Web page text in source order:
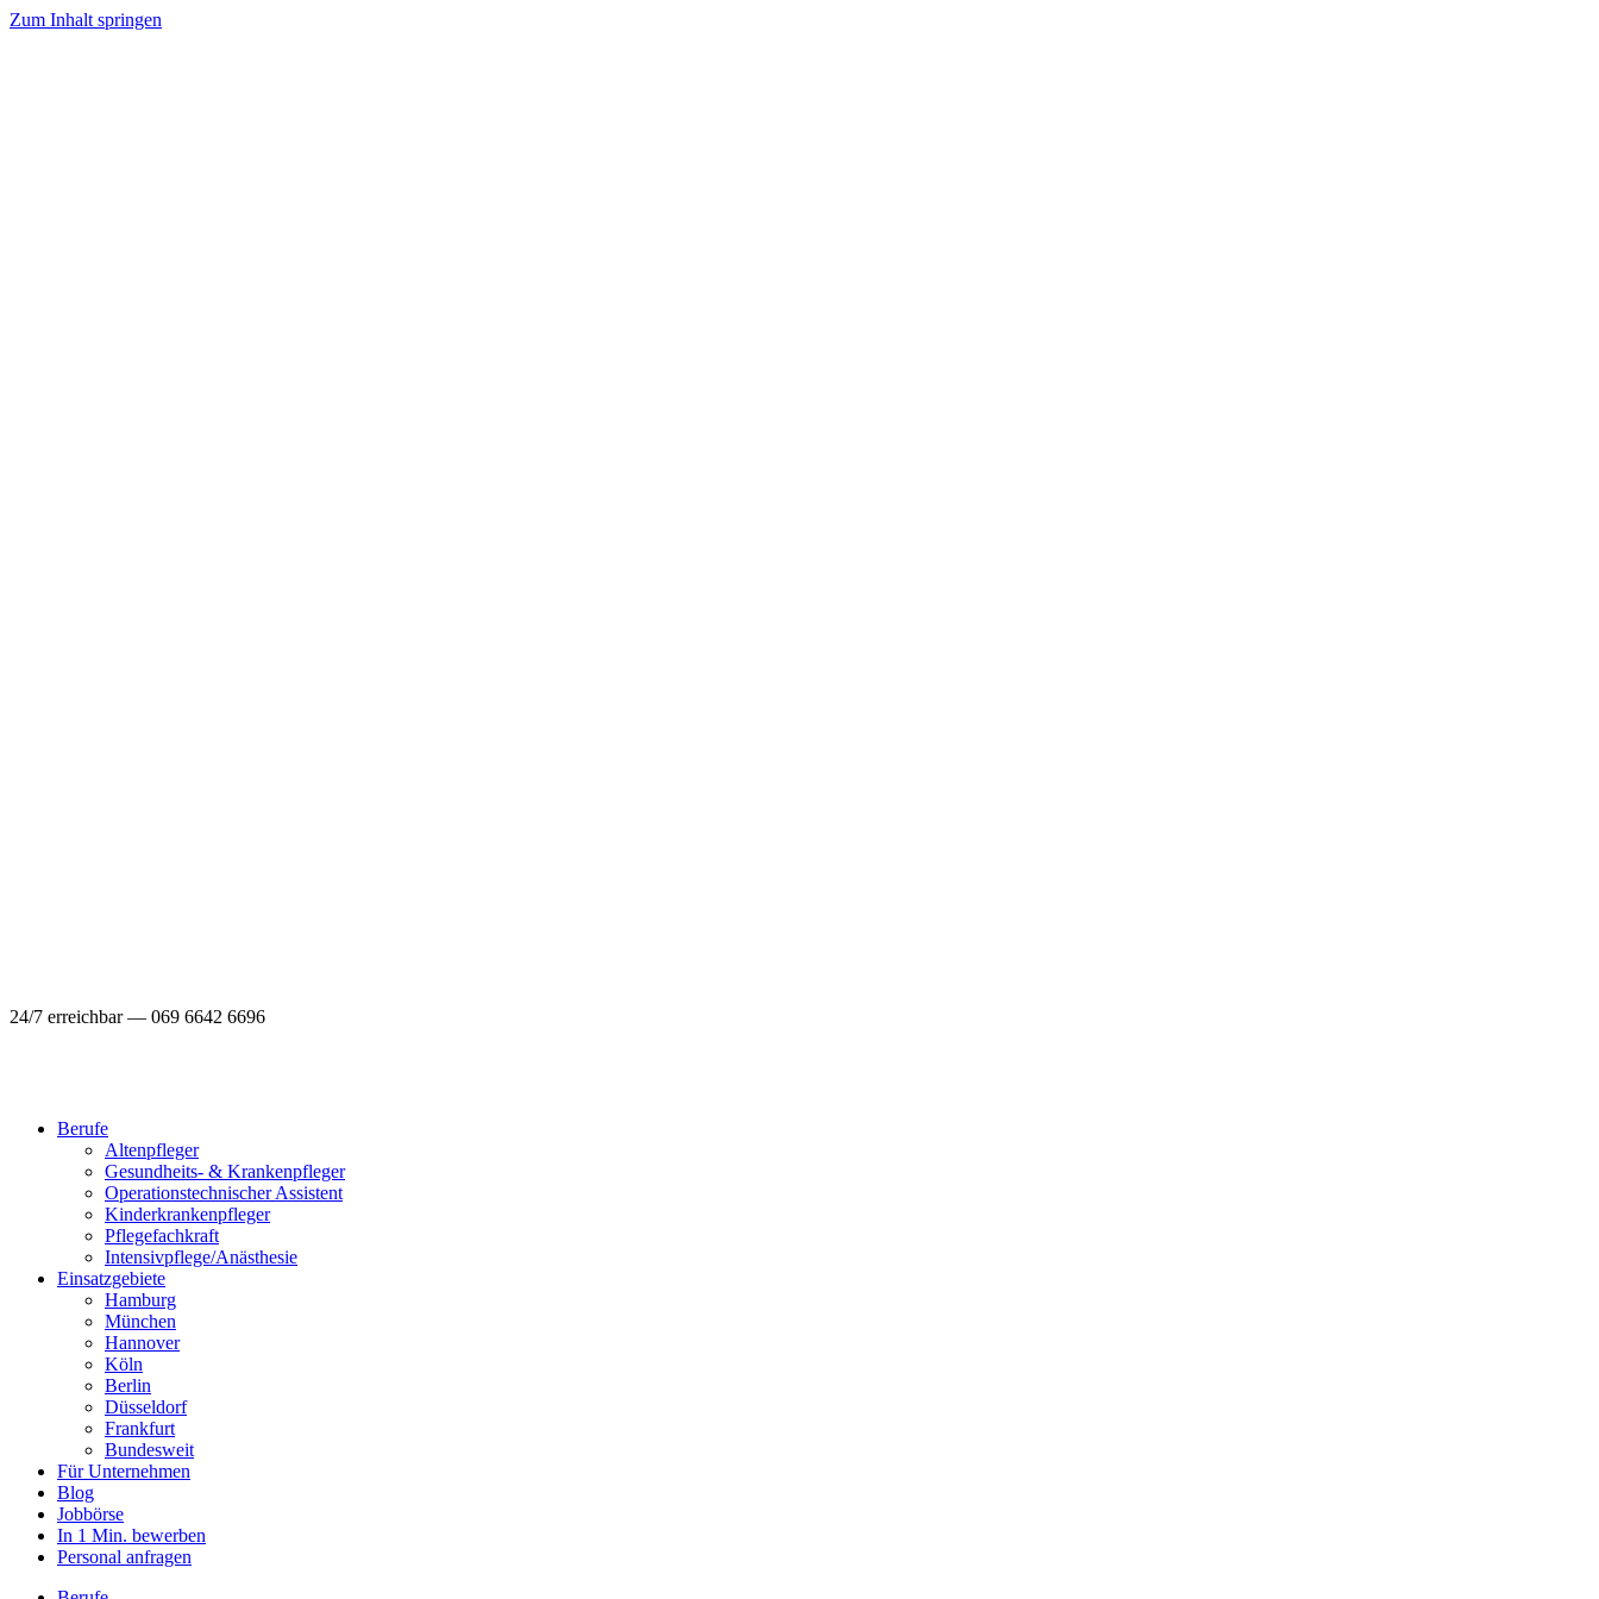
Zum Inhalt springen
24/7 erreichbar — 069 6642 6696
Berufe
Altenpfleger
Gesundheits- & Krankenpfleger
Operationstechnischer Assistent
Kinderkrankenpfleger
Pflegefachkraft
Intensivpflege/Anästhesie
Einsatzgebiete
Hamburg
München
Hannover
Köln
Berlin
Düsseldorf
Frankfurt
Bundesweit
Für Unternehmen
Blog
Jobbörse
In 1 Min. bewerben
Personal anfragen